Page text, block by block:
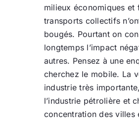
milieux économiques et
transports collectifs
bougés. Pourtant on
longtemps l’impact
autres. Pensez à une
cherchez le mobile. La
industrie très
l’industrie pétrolière et
concentration des villes